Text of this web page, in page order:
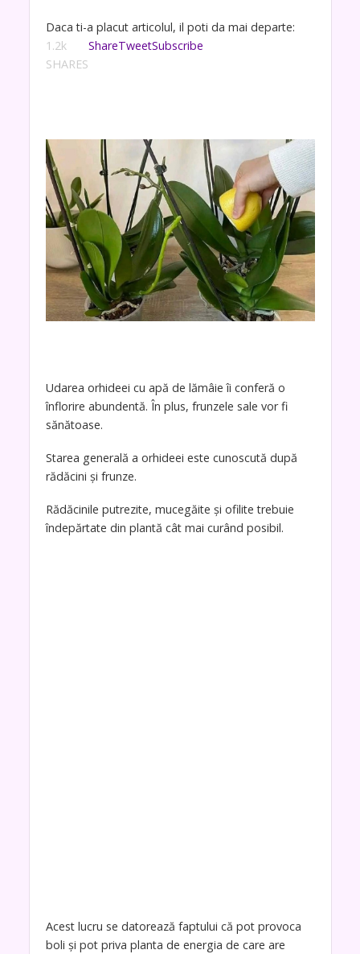
Daca ti-a placut articolul, il poti da mai departe:
1.2k
SHARES
ShareTweetSubscribe
Udarea orhideei cu apă de lămâie îi conferă o
înflorire abundentă. În plus, frunzele sale vor fi
sănătoase.
Starea generală a orhideei este cunoscută după
rădăcini și frunze.
Rădăcinile putrezite, mucegăite și ofilite trebuie
îndepărtate din plantă cât mai curând posibil.
Acest lucru se datorează faptului că pot provoca
boli și pot priva planta de energia de care are